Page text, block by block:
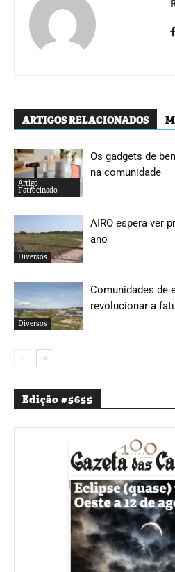
ARTIGOS RELACIONADOS
Artigo
Patrocinado
Os gadgets de
na comunidade
Diversos
AIRO espera ver
ano
Diversos
Comunidades de
revolucionar a
Edição #5655